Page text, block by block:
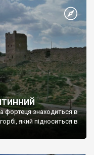
фортеця знаходиться в
який підноситься в